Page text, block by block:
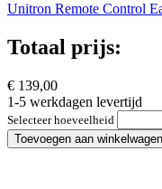
Unitron Remote Control
Totaal prijs:
€ 139,00
1-5 werkdagen levertijd
Selecteer hoeveelheid
Toevoegen aan winkelwagen